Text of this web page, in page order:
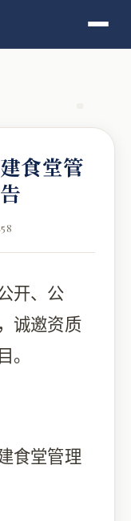
食堂管
开、公
诚邀资质
。
食堂管理